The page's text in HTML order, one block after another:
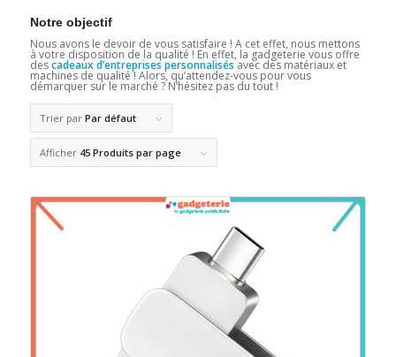
Notre objectif
Nous avons le devoir de vous satisfaire ! A cet effet, nous mettons
à votre disposition de la qualité ! En effet, la gadgeterie vous offre
descadeaux d’entreprises personnalisésavec des matériaux et
machines de qualité ! Alors, qu’attendez-vous pour vous
démarquer sur le marché ? N’hésitez pas du tout !
Trier par Par défaut
Afficher 45 Produits par page